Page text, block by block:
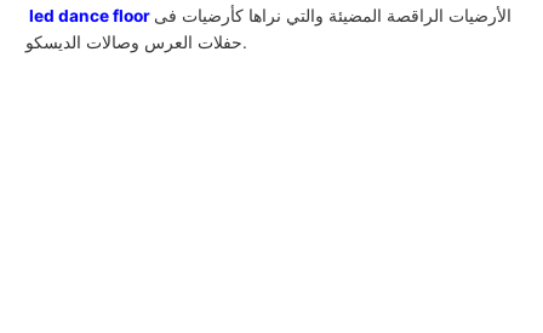
led dance floor الأرضيات الراقصة المضيئة والتي نراها كأرضيات فى
حفلات العرس وصالات الديسكو.